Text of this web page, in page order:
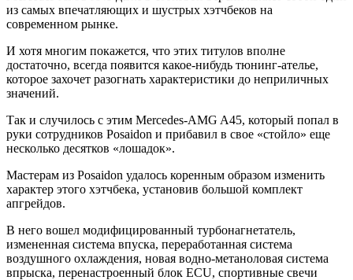
из самых впечатляющих и шустрых хэтчбеков на
современном рынке.
И хотя многим покажется, что этих титулов вполне
достаточно, всегда появится какое-нибудь тюнинг-ателье,
которое захочет разогнать характеристики до неприличных
значений.
Так и случилось с этим Mercedes-AMG A45, который попал в
руки сотрудников Posaidon и прибавил в свое «стойло» еще
несколько десятков «лошадок».
Мастерам из Posaidon удалось коренным образом изменить
характер этого хэтчбека, установив большой комплект
апгрейдов.
В него вошел модифицированный турбонагнетатель,
измененная система впуска, переработанная система
воздушного охлаждения, новая водно-метаноловая система
впрыска, перенастроенный блок ECU, спортивные свечи